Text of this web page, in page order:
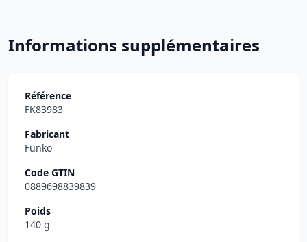
Informations supplémentaires
Référence
FK83983
Fabricant
Funko
Code GTIN
0889698839839
Poids
140 g